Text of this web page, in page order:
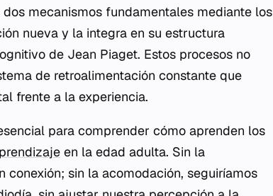
dos mecanismos fundamentales mediante los
nueva y la integra en su estructura
de Jean Piaget. Estos procesos no
de retroalimentación constante que
frente a la experiencia.
para comprender cómo aprenden los
en la edad adulta. Sin la
sin la acomodación, seguiríamos